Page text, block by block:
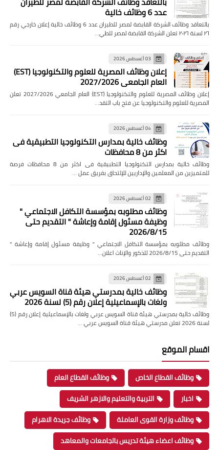
عدد 6 وظائف خالية
بالتعاقد وظائف الشركة القابضة لمصر للطيران عدد 6 وظائف خالية إعلان خارجي رقم
٢٦ لسنة ٢٠٢٦ تعلن الشركة القابضة لمصر للطي…
03 أغسطس 2026
إعلان وظائف المصرية للعلوم والتكنولوجيا (EST)
العام الجامعي 2027/2026
إعلان وظائف المصرية للعلوم والتكنولوجيا (EST) العام الجامعي 2027/2026 تعلن
المصرية للعلوم والتكنولوجيا عن فتح باب التقد…
04 أغسطس 2026
وظائف خالية بمدارس التكنولوجيا التطبيقية فى
اكثر من 8 محافظات
وظائف خالية بمدارس التكنولوجيا التطبيقية فى اكثر من 8 محافظات فرصة
للمتميزين من المعلمين والإداريين للإلتحاق بفريق عمل …
02 أغسطس 2026
وظائف مطلوبه بمؤسسة التكافل الاجتماعي "
وظيفة مسئول إقامة وإعاشة " التقديم حتى
2026/8/15
وظائف مطلوبه بمؤسسة التكافل الاجتماعي " وظيفة مسئول إقامة وإعاشة "
التقديم حتى 2026/8/15 للذكور والإناث اعلان…
02 أغسطس 2026
وظائف خالية بمدرستي هيئة قناة السويس عربي
ولغات بالإسماعيلية إعلان رقم (5) لسنة 2026
وظائف خالية بمدرستي هيئة قناة السويس عربي ولغات بالإسماعيلية إعلان رقم (5)
لسنة 2026 تعلن مدرستي هيئة قناة السويس عربي …
اقسام الموقع
وظائف القطاع الخاص
وظائف القطاع العام
اخبار
التربية والتعليم والازهر الشريف
وظائف وزارة القوى العاملة
وظائف جريدة الاهرام
وظائف اعضاء هيئة تدريس بالجامعات والمعاهد